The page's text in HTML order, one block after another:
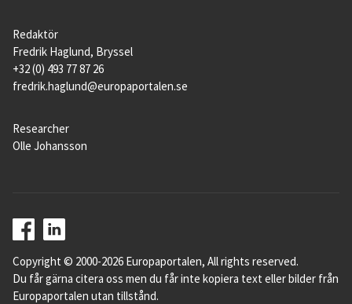
Redaktör
Fredrik Haglund, Bryssel
+32 (0) 493 77 87 26
fredrik.haglund@europaportalen.se
Researcher
Olle Johansson
Copyright © 2000-2026 Europaportalen, All rights reserved.
Du får gärna citera oss men du får inte kopiera text eller bilder från
Europaportalen utan tillstånd.